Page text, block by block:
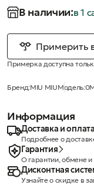
В наличии:в 1
Примерить
Примерка доступна
Бренд:MIU MIUМодель:
Информация
Доставка и оплата
Подробнее о
Гарантия
О гарантии, обмене и
Дисконтная
Узнайте о скидке в